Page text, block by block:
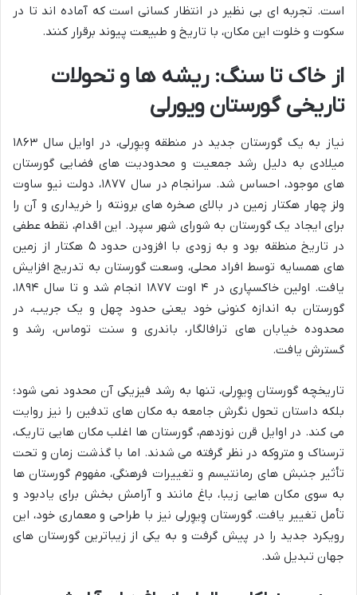
است. تجربه ای بی نظیر در انتظار کسانی است که آماده اند تا در
سکوت و خلوت این مکان، با تاریخ و طبیعت پیوند برقرار کنند.
از خاک تا سنگ: ریشه ها و تحولات
تاریخی گورستان ویورلی
نیاز به یک گورستان جدید در منطقه وِیوِرلی، در اوایل سال ۱۸۶۳
میلادی به دلیل رشد جمعیت و محدودیت های فضایی گورستان
های موجود، احساس شد. سرانجام در سال ۱۸۷۷، دولت نیو ساوت
ولز چهار هکتار زمین در بالای صخره های برونته را خریداری و آن را
برای ایجاد یک گورستان به شورای شهر سپرد. این اقدام، نقطه عطفی
در تاریخ منطقه بود و به زودی با افزودن حدود ۵ هکتار از زمین
های همسایه توسط افراد محلی، وسعت گورستان به تدریج افزایش
یافت. اولین خاکسپاری در ۴ اوت ۱۸۷۷ انجام شد و تا سال ۱۸۹۴،
گورستان به اندازه کنونی خود یعنی حدود چهل و یک جریب، در
محدوده خیابان های ترافالگار، باندری و سنت توماس، رشد و
گسترش یافت.
تاریخچه گورستان وِیوِرلی، تنها به رشد فیزیکی آن محدود نمی شود؛
بلکه داستان تحول نگرش جامعه به مکان های تدفین را نیز روایت
می کند. در اوایل قرن نوزدهم، گورستان ها اغلب مکان هایی تاریک،
ترسناک و متروکه در نظر گرفته می شدند. اما با گذشت زمان و تحت
تأثیر جنبش های رمانتیسم و تغییرات فرهنگی، مفهوم گورستان ها
به سوی مکان هایی زیبا، باغ مانند و آرامش بخش برای یادبود و
تأمل تغییر یافت. گورستان وِیوِرلی نیز با طراحی و معماری خود، این
رویکرد جدید را در پیش گرفت و به یکی از زیباترین گورستان های
جهان تبدیل شد.